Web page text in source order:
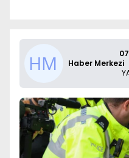
Haber Merkezi